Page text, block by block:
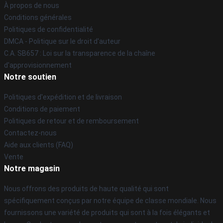
À propos de nous
Conditions générales
Politiques de confidentialité
DMCA - Politique sur le droit d'auteur
C.A. SB657 : Loi sur la transparence de la chaîne
d'approvisionnement
Notre soutien
Politiques d'expédition et de livraison
Conditions de paiement
Politiques de retour et de remboursement
Contactez-nous
Aide aux clients (FAQ)
Vente
Notre magasin
Nous offrons des produits de haute qualité qui sont
spécifiquement conçus par notre équipe de classe mondiale. Nous
fournissons une variété de produits qui sont à la fois élégants et